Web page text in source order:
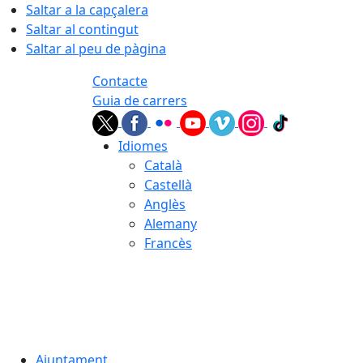
Saltar a la capçalera
Saltar al contingut
Saltar al peu de pàgina
Contacte
Guia de carrers
Idiomes
Català
Castellà
Anglès
Alemany
Francès